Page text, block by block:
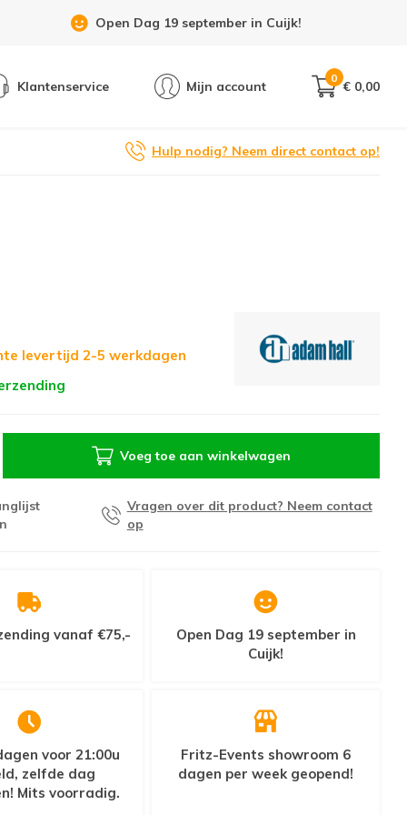
Open Dag 19 september in Cuijk!
Klantenservice Mijn account
0
€ 0,00
Hulp nodig? Neem direct contact op!
levertijd 2-5 werkdagen
Voeg toe aan winkelwagen
Vragen over dit product? Neem contact
op
vanaf €75,-
Open Dag 19 september in
Cuijk!
voor 21:00u
zelfde dag
Mits voorradig.
Fritz-Events showroom 6
dagen per week geopend!